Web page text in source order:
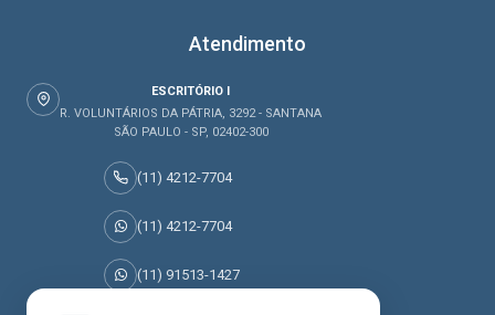
Atendimento
ESCRITÓRIO I
R. VOLUNTÁRIOS DA PÁTRIA, 3292 - SANTANA
SÃO PAULO - SP, 02402-300
(11) 4212-7704
(11) 4212-7704
(11) 91513-1427